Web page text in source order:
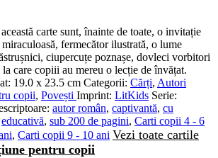
carte sunt, înainte de toate, o invitație
fermecător ilustrată, o lume
ciupercuțe poznașe, dovleci vorbitori
la care copiii au mereu o lecție de învățat.
19.0 x 23.5 cm Categorii: Cărți, Autori
copii, Povești Imprint: LitKids Serie:
autor român, captivantă, cu
educativă, sub 200 de pagini, Carti copii 4 - 6
, Carti copii 9 - 10 ani Vezi toate cartile
pentru copii